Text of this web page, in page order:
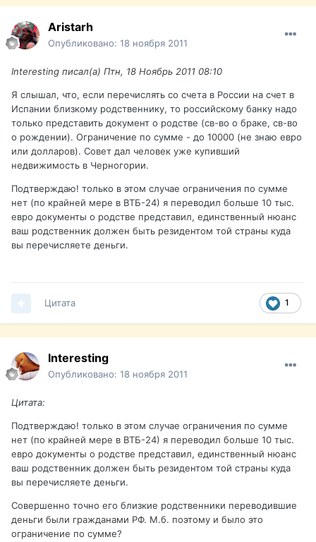
Aristarh
Опубликовано: 18 ноября 2011
Interesting писал(а) Птн, 18 Ноябрь 2011 08:10
Я слышал, что, если перечислять со счета в России на счет в
Испании близкому родственнику, то российскому банку надо
только представить документ о родстве (св-во о браке, св-во
о рождении). Ограничение по сумме - до 10000 (не знаю евро
или долларов). Совет дал человек уже купивший
недвижимость в Черногории.
Подтверждаю! только в этом случае ограничения по сумме
нет (по крайней мере в ВТБ-24) я переводил больше 10 тыс.
евро документы о родстве представил, единственный нюанс
ваш родственник должен быть резидентом той страны куда
вы перечисляете деньги.
1
Цитата
Interesting
Опубликовано: 18 ноября 2011
Цитата:
Подтверждаю! только в этом случае ограничения по сумме
нет (по крайней мере в ВТБ-24) я переводил больше 10 тыс.
евро документы о родстве представил, единственный нюанс
ваш родственник должен быть резидентом той страны куда
вы перечисляете деньги.
Совершенно точно его близкие родственники переводившие
деньги были гражданами РФ. М.б. поэтому и было это
ограничение по сумме?